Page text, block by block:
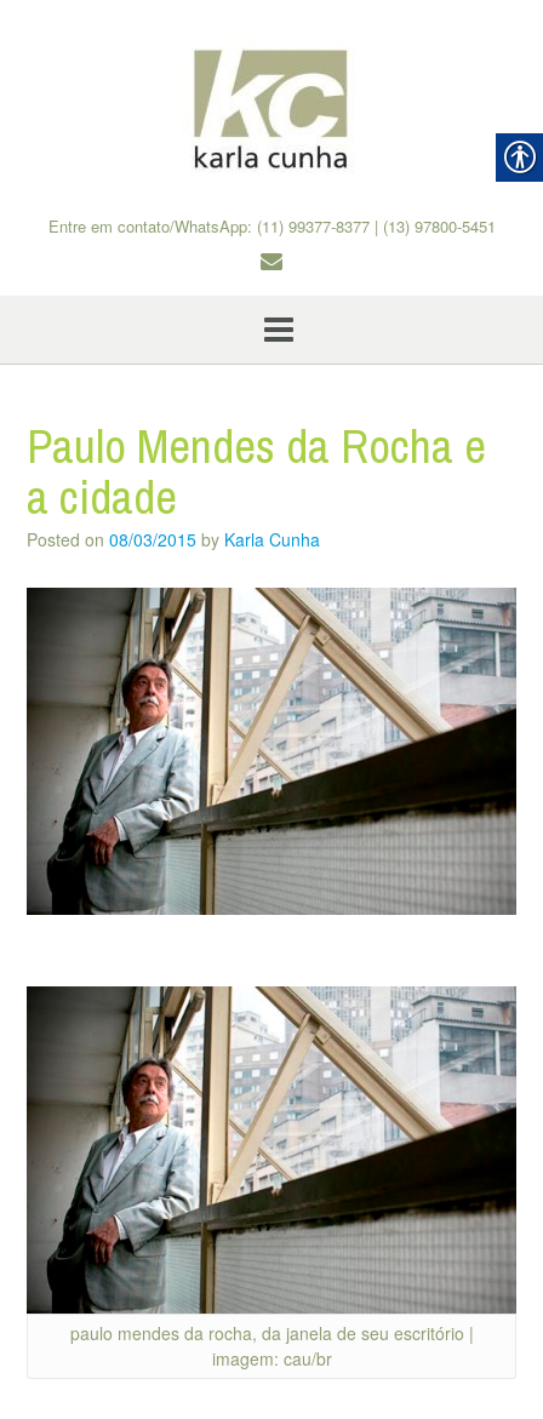
Entre em contato/WhatsApp: (11) 99377-8377 | (13) 97800-5451
Paulo Mendes da Rocha e
a cidade
Posted on 08/03/2015 by Karla Cunha
paulo mendes da rocha, da janela de seu escritório |
imagem: cau/br